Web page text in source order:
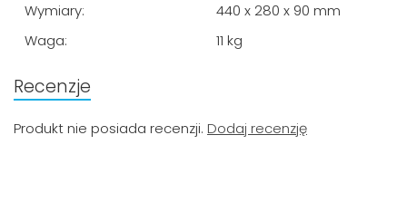
Wymiary:
440 x 280 x 90 mm
Waga:
11 kg
Recenzje
Produkt nie posiada recenzji. Dodaj recenzję